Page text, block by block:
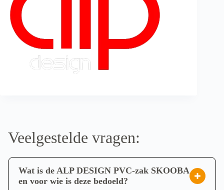
Veelgestelde vragen:
Wat is de ALP DESIGN PVC-zak SKOOBA
en voor wie is deze bedoeld?